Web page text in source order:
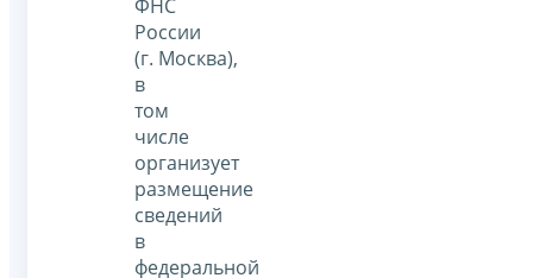
ФНС
России
(г. Москва),
в
том
числе
организует
размещение
сведений
в
федеральной